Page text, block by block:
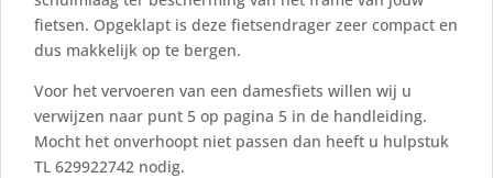
fietsen. Opgeklapt is deze fietsendrager zeer compact en
dus makkelijk op te bergen.
Voor het vervoeren van een damesfiets willen wij u
verwijzen naar punt 5 op pagina 5 in de handleiding.
Mocht het onverhoopt niet passen dan heeft u hulpstuk
TL 629922742 nodig.